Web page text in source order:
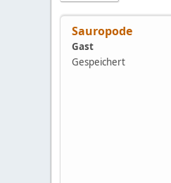
Sauropode
Gast
Gespeichert